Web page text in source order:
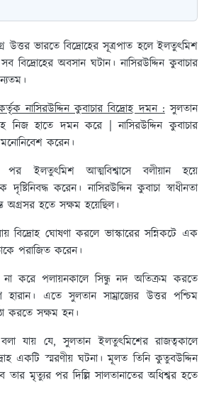
ভারতে বিদ্রোহের সূত্রপাত হলে ইলতুৎমিশ
অবসান ঘটান। নাসিরউদ্দিন কুবাচার
নাসিরউদ্দিন কুবাচার বিদ্রোহ দমন :সুলতান
নিজ হাতে দমন করে | নাসিরউদ্দিন কুবাচার
করেন।
পর ইলতুৎমিশ আত্মবিশ্বাসে বলীয়ান হয়ে
দৃষ্টিনিবদ্ধ করেন। নাসিরউদ্দিন কুবাচা স্বাধীনতা
অগ্রসর হতে সক্ষম হয়েছিল।
বিদ্রোহ ঘোষণা করলে ভাস্কারের সন্নিকটে এক
পরাজিত করেন।
না করে পলায়নকালে সিন্ধু নদ অতিক্রম করতে
হারান। এতে সুলতান সাম্রাজ্যের উত্তর পশ্চিম
করতে সক্ষম হন।
যায় যে, সুলতান ইলতুৎমিশের রাজত্বকালে
একটি স্মরণীয় ঘটনা। মূলত তিনি কুতুবউদ্দিন
মৃত্যুর পর দিল্লি সালতানাতের অধিশ্বর হতে